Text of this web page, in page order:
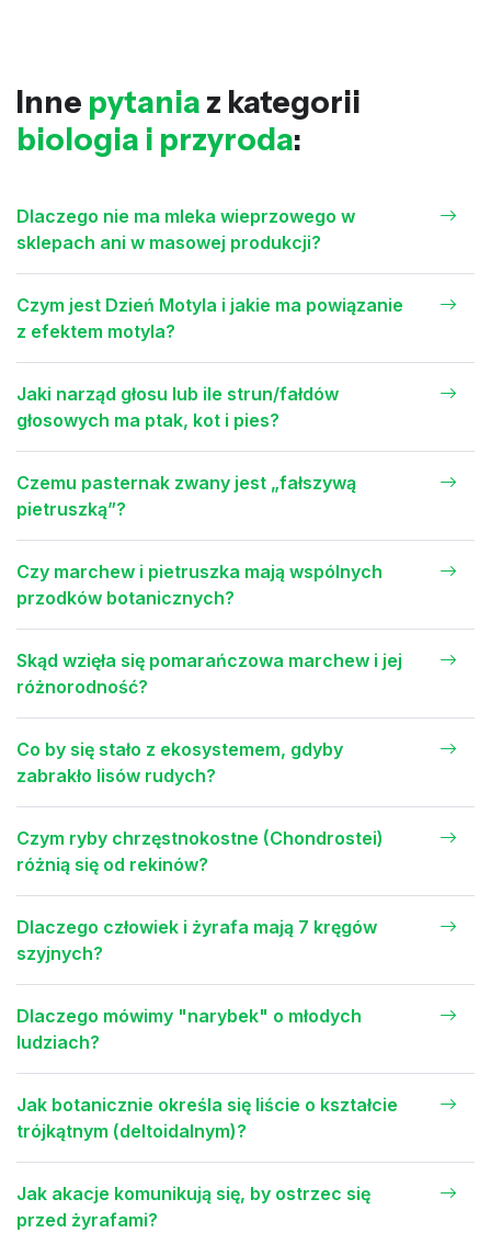
Inne pytania z kategorii
biologia i przyroda:
Dlaczego nie ma mleka wieprzowego w
sklepach ani w masowej produkcji?
Czym jest Dzień Motyla i jakie ma powiązanie
z efektem motyla?
Jaki narząd głosu lub ile strun/fałdów
głosowych ma ptak, kot i pies?
Czemu pasternak zwany jest „fałszywą
pietruszką”?
Czy marchew i pietruszka mają wspólnych
przodków botanicznych?
Skąd wzięła się pomarańczowa marchew i jej
różnorodność?
Co by się stało z ekosystemem, gdyby
zabrakło lisów rudych?
Czym ryby chrzęstnokostne (Chondrostei)
różnią się od rekinów?
Dlaczego człowiek i żyrafa mają 7 kręgów
szyjnych?
Dlaczego mówimy "narybek" o młodych
ludziach?
Jak botanicznie określa się liście o kształcie
trójkątnym (deltoidalnym)?
Jak akacje komunikują się, by ostrzec się
przed żyrafami?